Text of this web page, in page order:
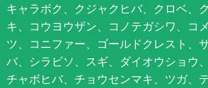
キャラボク、クジャクヒバ、クロベ、
キ、コウヨウザン、コノテガシワ、コ
ツ、コニファー、ゴールドクレスト、
バ、シラビソ、スギ、ダイオウショウ
チャボヒバ、チョウセンマキ、ツガ、